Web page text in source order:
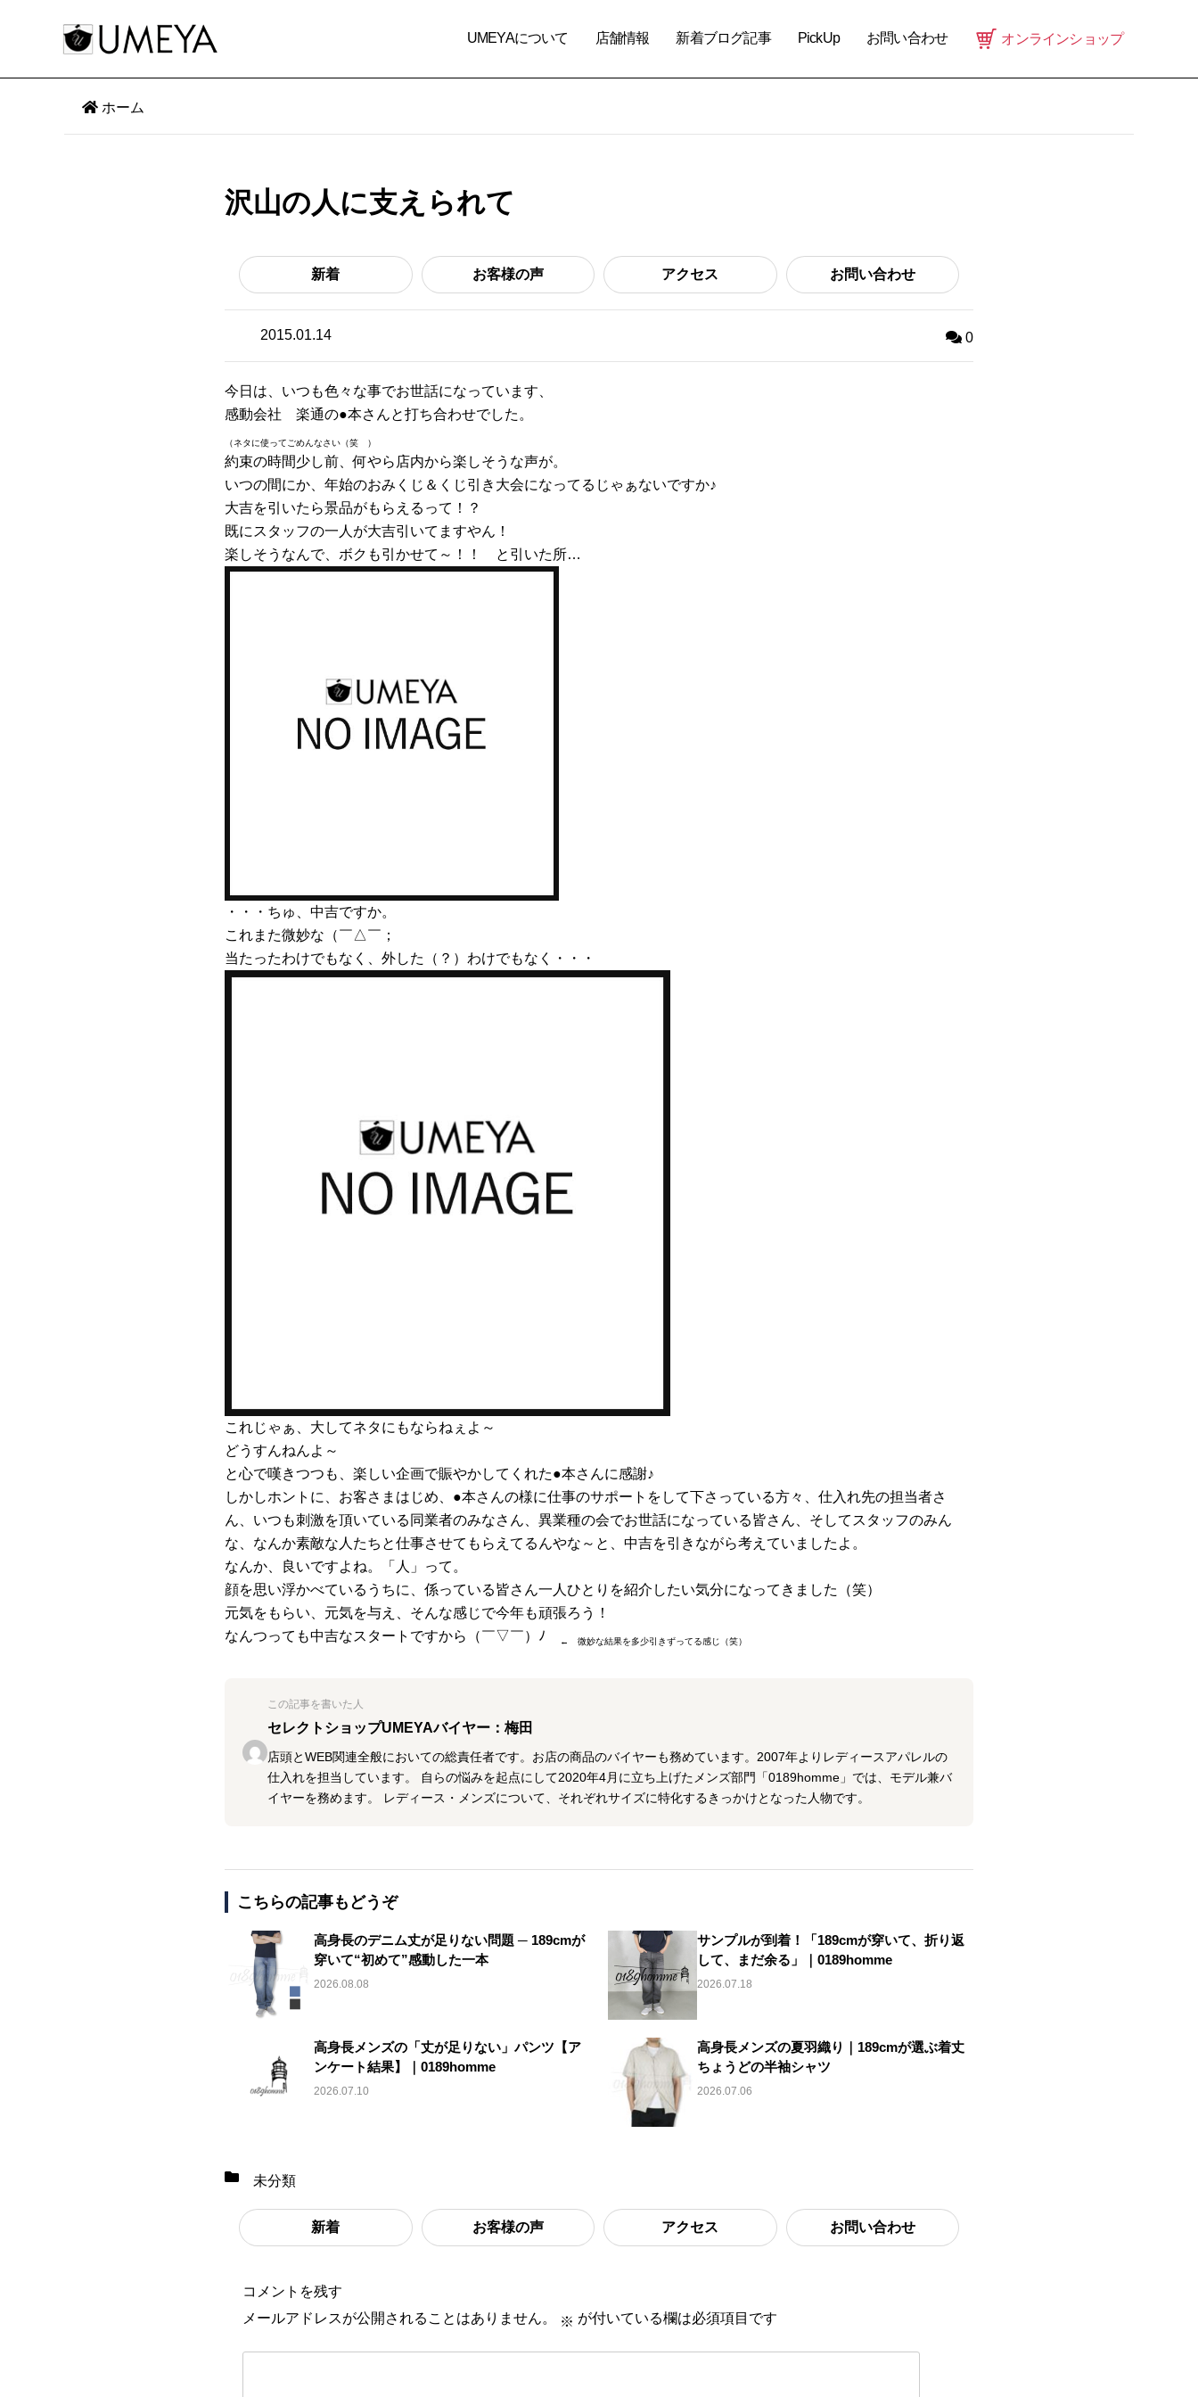
UMEYAについて 店舗情報 新着ブログ記事 PickUp お問い合わせ オンラインショップ
ホーム
沢山の人に支えられて
新着 お客様の声 アクセス お問い合わせ
2015.01.14 0
今日は、いつも色々な事でお世話になっています、
感動会社 楽通の●本さんと打ち合わせでした。
（ネタに使ってごめんなさい（笑 ）
約束の時間少し前、何やら店内から楽しそうな声が。
いつの間にか、年始のおみくじ＆くじ引き大会になってるじゃぁないですか♪
大吉を引いたら景品がもらえるって！？
既にスタッフの一人が大吉引いてますやん！
楽しそうなんで、ボクも引かせて～！！ と引いた所…
・・・ちゅ、中吉ですか。
これまた微妙な（￣△￣；
当たったわけでもなく、外した（？）わけでもなく・・・
これじゃぁ、大してネタにもならねぇよ～
どうすんねんよ～
と心で嘆きつつも、楽しい企画で賑やかしてくれた●本さんに感謝♪
しかしホントに、お客さまはじめ、●本さんの様に仕事のサポートをして下さっている方々、仕入れ先の担当者さ
ん、いつも刺激を頂いている同業者のみなさん、異業種の会でお世話になっている皆さん、そしてスタッフのみん
な、なんか素敵な人たちと仕事させてもらえてるんやな～と、中吉を引きながら考えていましたよ。
なんか、良いですよね。「人」って。
顔を思い浮かべているうちに、係っている皆さん一人ひとりを紹介したい気分になってきました（笑）
元気をもらい、元気を与え、そんな感じで今年も頑張ろう！
なんつっても中吉なスタートですから（￣▽￣）ﾉ
← 微妙な結果を多少引きずってる感じ（笑）
この記事を書いた人
セレクトショップUMEYAバイヤー：梅田
店頭とWEB関連全般においての総責任者です。お店の商品のバイヤーも務めています。2007年よりレディースアパレルの
仕入れを担当しています。 自らの悩みを起点にして2020年4月に立ち上げたメンズ部門「0189homme」では、モデル兼バ
イヤーを務めます。 レディース・メンズについて、それぞれサイズに特化するきっかけとなった人物です。
こちらの記事もどうぞ
高身長のデニム丈が足りない問題 ─ 189cmが
穿いて“初めて”感動した一本
2026.08.08
サンプルが到着！「189cmが穿いて、折り返
して、まだ余る」｜0189homme
2026.07.18
高身長メンズの「丈が足りない」パンツ【ア
ンケート結果】｜0189homme
2026.07.10
高身長メンズの夏羽織り｜189cmが選ぶ着丈
ちょうどの半袖シャツ
2026.07.06
未分類
新着 お客様の声 アクセス お問い合わせ
コメントを残す
メールアドレスが公開されることはありません。
※ が付いている欄は必須項目です